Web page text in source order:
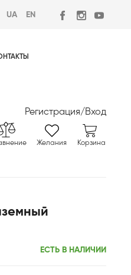
UA EN
Регистрация/Вход
Желания Корзина
ЕСТЬ В НАЛИЧИИ